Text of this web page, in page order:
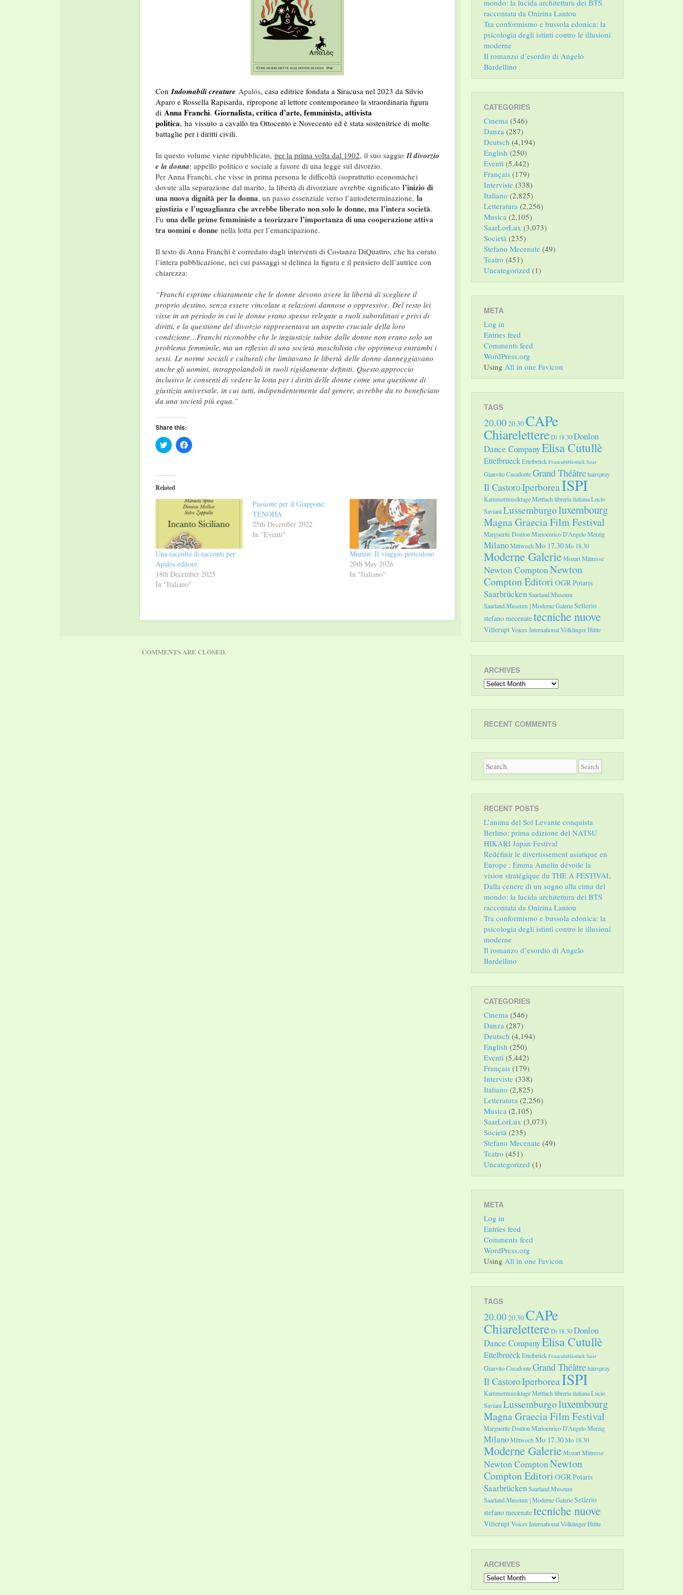
Con Indomabili creature Apalós, casa editrice fondata a Siracusa nel 2023 da Silvio
Aparo e Rossella Rapisarda, ripropone al lettore contemporaneo la straordinaria figura
di Anna Franchi. Giornalista, critica d’arte, femminista, attivista
politica, ha vissuto a cavallo tra Ottocento e Novecento ed è stata sostenitrice di molte
battaglie per i diritti civili.
In questo volume viene ripubblicato, per la prima volta dal 1902, il suo saggio Il divorzio
e la donna: appello politico e sociale a favore di una legge sul divorzio.
Per Anna Franchi, che visse in prima persona le difficoltà (soprattutto economiche)
dovute alla separazione dal marito, la libertà di divorziare avrebbe significato l’inizio di
una nuova dignità per la donna, un passo essenziale verso l’autodeterminazione, la
giustizia e l’uguaglianza che avrebbe liberato non solo le donne, ma l’intera società.
Fu una delle prime femministe a teorizzare l’importanza di una cooperazione attiva
tra uomini e donnenella lotta per l’emancipazione.
Il testo di Anna Franchi è corredato dagli interventi di Costanza DiQuattro, che ha curato
l’intera pubblicazione, nei cui passaggi si delinea la figura e il pensiero dell’autrice con
chiarezza:
“Franchi esprime chiaramente che le donne devono avere la libertà di scegliere il
proprio destino, senza essere vincolate a relazioni dannose o oppressive. Del resto lei
visse in un periodo in cui le donne erano spesso relegate a ruoli subordinati e privi di
diritti, e la questione del divorzio rappresentava un aspetto cruciale della loro
condizione…Franchi riconobbe che le ingiustizie subite dalle donne non erano solo un
problema femminile, ma un riflesso di una società maschilista che opprimeva entrambi i
sessi. Le norme sociali e culturali che limitavano le libertà delle donne danneggiavano
anche gli uomini, intrappolandoli in ruoli rigidamente definiti. Questo approccio
inclusivo le consentì di vedere la lotta per i diritti delle donne come una questione di
giustizia universale, in cui tutti, indipendentemente dal genere, avrebbe da ro beneficiato
da una società più equa.”
Share this:
Click
to
(Opens
in
new
Click
to
Related
Una raccolta di racconti per
Apalós editore
18th December 2025
In "Italiano"
Passione per il Giappone:
TENOHA
25th December 2022
In "Eventi"
Mumin: Il viaggio pericoloso
20th May 2026
In "Italiano"
COMMENTS ARE CLOSED.
mondo: la lucida architettura dei BTS
raccontata da Onirina Lantou
Tra conformismo e bussola edonica: la
psicologia degli istinti contro le illusioni
moderne
Il romanzo d’esordio di Angelo
Bardellino
CATEGORIES
Cinema (546)
Danza (287)
Deutsch (4,194)
English (250)
Eventi (5,442)
Français (179)
Interviste (338)
Italiano (2,825)
Letteratura (2,256)
Musica (2,105)
SaarLorLux (3,073)
Società (235)
Stefano Mecenate (49)
Teatro (451)
Uncategorized (1)
META
Log in
Entries feed
Comments feed
WordPress.org
Using All in one Favicon
TAGS
20.00 20.30CAPe
ChiarelettereDi 18.30Donlon
Dance CompanyElisa Cutullè
EttelbrueckEttelbrück Frauenbibliothek Saar
Gianvito CasadonteGrand Théâtrehairspray
Il CastoroIperboreaISPI
Kammermusiktage Mettlachlibreria italianaLucio
SavianiLussemburgoluxembourg
Magna Graecia Film Festival
Marguerite DonlonMarioenrico D'AngeloMerzig
MilanoMittwochMo 17.30Mo 18.30
Moderne GalerieMozartMätresse
Newton ComptonNewton
Compton Editori OGRPolaris
SaarbrückenSaarland.Museum
Saarland.Museum | Moderne GalerieSellerio
stefano mecenatetecniche nuove
VilleruptVoices InternationalVölklinger Hütte
ARCHIVES
Archives
RECENT COMMENTS
RECENT POSTS
L’anima del Sol Levante conquista
Berlino: prima edizione del NATSU
HIKARI Japan Festival
Redéfinir le divertissement asiatique en
Europe : Emma Amelin dévoile la
vision stratégique du THE A FESTIVAL
Dalla cenere di un sogno alla cima del
mondo: la lucida architettura dei BTS
raccontata da Onirina Lantou
Tra conformismo e bussola edonica: la
psicologia degli istinti contro le illusioni
moderne
Il romanzo d’esordio di Angelo
Bardellino
CATEGORIES
Cinema (546)
Danza (287)
Deutsch (4,194)
English (250)
Eventi (5,442)
Français (179)
Interviste (338)
Italiano (2,825)
Letteratura (2,256)
Musica (2,105)
SaarLorLux (3,073)
Società (235)
Stefano Mecenate (49)
Teatro (451)
Uncategorized (1)
META
Log in
Entries feed
Comments feed
WordPress.org
Using All in one Favicon
TAGS
20.00 20.30CAPe
ChiarelettereDi 18.30Donlon
Dance CompanyElisa Cutullè
EttelbrueckEttelbrück Frauenbibliothek Saar
Gianvito CasadonteGrand Théâtrehairspray
Il CastoroIperboreaISPI
Kammermusiktage Mettlachlibreria italianaLucio
SavianiLussemburgoluxembourg
Magna Graecia Film Festival
Marguerite DonlonMarioenrico D'AngeloMerzig
MilanoMittwochMo 17.30Mo 18.30
Moderne GalerieMozartMätresse
Newton ComptonNewton
Compton Editori OGRPolaris
SaarbrückenSaarland.Museum
Saarland.Museum | Moderne GalerieSellerio
stefano mecenatetecniche nuove
VilleruptVoices InternationalVölklinger Hütte
ARCHIVES
Archives